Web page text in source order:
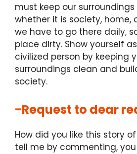
must keep our
whether it is society, home,
we have to go there daily,
place dirty. Show yourself
civilized person by keeping
surroundings clean and
society.
-Request to dear
How did you like this story
tell me by commenting,